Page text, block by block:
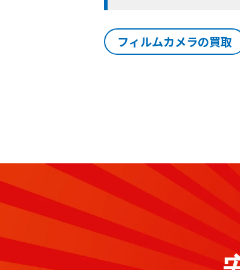
フィルムカメラの買取